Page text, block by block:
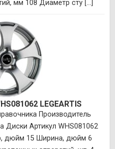
мм 108 Диаметр сту [...]
LEGEARTIS
Производитель
Диски Артикул WHS081062
дюйм 15 Ширина, дюйм 6